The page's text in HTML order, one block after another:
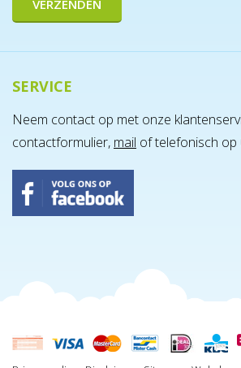
SERVICE
Neem contact op met onze
contactformulier, mail of telefonisch op